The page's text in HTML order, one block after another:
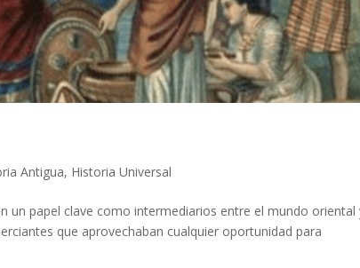
Antigua, Historia Universal
un papel clave como intermediarios entre el mundo oriental
que aprovechaban cualquier oportunidad para